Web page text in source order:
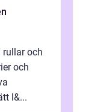
rullar och
och
l&...